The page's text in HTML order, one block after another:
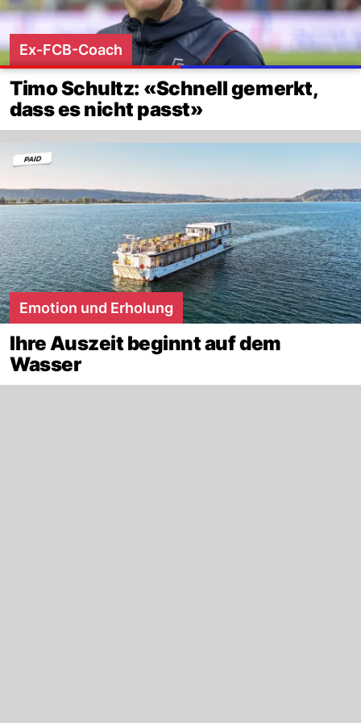
Ex-FCB-Coach
Timo Schultz: «Schnell gemerkt,
dass es nicht passt»
Emotion und Erholung
Ihre Auszeit beginnt auf dem
Wasser